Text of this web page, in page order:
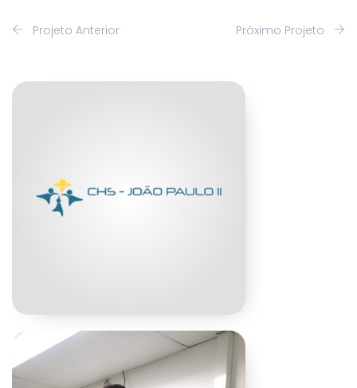
Projeto Anterior Próximo Projeto